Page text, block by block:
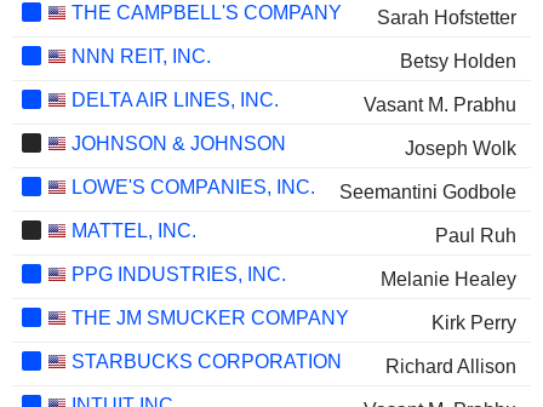
THE CAMPBELL'S COMPANY
Sarah Hofstetter
NNN REIT, INC.
Betsy Holden
DELTA AIR LINES, INC.
Vasant M. Prabhu
JOHNSON & JOHNSON
Joseph Wolk
LOWE'S COMPANIES, INC.
Seemantini Godbole
MATTEL, INC.
Paul Ruh
PPG INDUSTRIES, INC.
Melanie Healey
THE JM SMUCKER COMPANY
Kirk Perry
STARBUCKS CORPORATION
Richard Allison